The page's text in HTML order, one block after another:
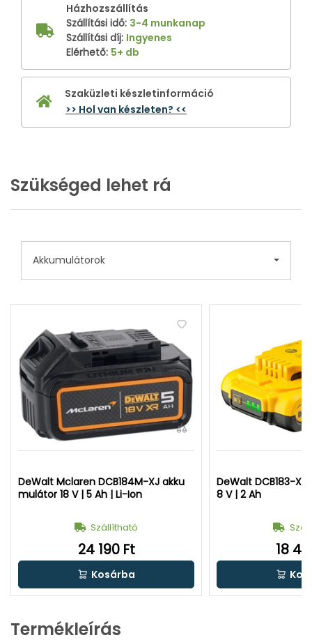
Házhozszállítás
Szállítási idő: 3-4 munkanap
Szállítási díj: Ingyenes
Elérhető: 5+ db
Szaküzleti készletinformáció
>> Hol van készleten? <<
Szükséged lehet rá
Akkumulátorok
DeWalt Mclaren DCB184M-XJ akku
mulátor 18 V | 5 Ah | Li-Ion
Szállítható
24 190 Ft
Kosárba
DeWalt DCB183-
8 V | 2 Ah
18
Termékleírás